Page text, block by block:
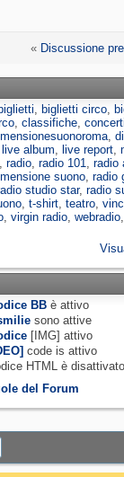
« Discussione
biglietti, biglietti circo,
, classifiche,
,
live album, live report,
, radio, radio 101, radio
suono, radio
studio star, radio
, t-shirt, teatro,
, virgin radio, webradio
BB èattivo
sono attive
[IMG]attivo
code isattivo
HTML è
del Forum